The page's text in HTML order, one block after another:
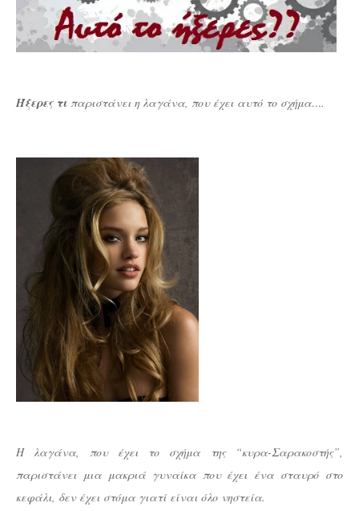
Ήξερες τι παριστάνει η λαγάνα, που έχει αυτό το σχήμα….
Η λαγάνα, που έχει το σχήμα της “κυρα-Σαρακοστής”,
παριστάνει μια μακριά γυναίκα που έχει ένα σταυρό στο
κεφάλι, δεν έχει στόμα γιατί είναι όλο νηστεία.